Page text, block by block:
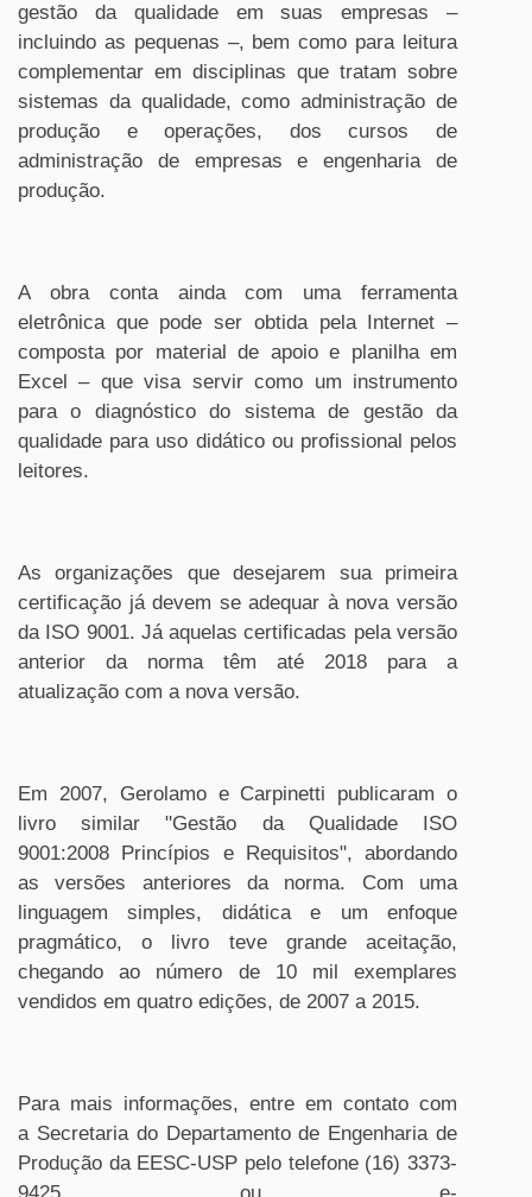
gestão da qualidade em suas empresas –
incluindo as pequenas –, bem como para leitura
complementar em disciplinas que tratam sobre
sistemas da qualidade, como administração de
produção e operações, dos cursos de
administração de empresas e engenharia de
produção.
A obra conta ainda com uma ferramenta
eletrônica que pode ser obtida pela Internet –
composta por material de apoio e planilha em
Excel – que visa servir como um instrumento
para o diagnóstico do sistema de gestão da
qualidade para uso didático ou profissional pelos
leitores.
As organizações que desejarem sua primeira
certificação já devem se adequar à nova versão
da ISO 9001. Já aquelas certificadas pela versão
anterior da norma têm até 2018 para a
atualização com a nova versão.
Em 2007, Gerolamo e Carpinetti publicaram o
livro similar "Gestão da Qualidade ISO
9001:2008 Princípios e Requisitos", abordando
as versões anteriores da norma. Com uma
linguagem simples, didática e um enfoque
pragmático, o livro teve grande aceitação,
chegando ao número de 10 mil exemplares
vendidos em quatro edições, de 2007 a 2015.
Para mais informações, entre em contato com
a Secretaria do Departamento de Engenharia de
Produção da EESC-USP pelo telefone (16) 3373-